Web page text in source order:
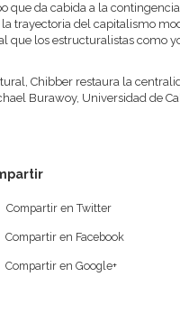
que da cabida a la
trayectoria del capitalismo
que los estructuralistas como
Chibber restaura la
Burawoy, Universidad de
Compartir en Twitter
Compartir en Facebook
Compartir en Google+